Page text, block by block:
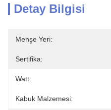
Detay Bilgisi
Menşe Yeri:
Sertifika:
Watt:
Kabuk Malzemesi: